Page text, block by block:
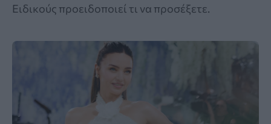
Ειδικούς προειδοποιεί τι να προσέξετε.